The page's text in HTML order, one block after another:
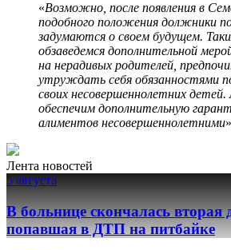
«Возможно, после появления в
подобного положения должники
задумаются о своем будущем.
обзаведемся дополнительной
на нерадивых родителей,
утруждать себя обязанностями
своих несовершеннолетних
обеспечим дополнительную
алиментов несовершеннолетними
Лента новостей
5 августа
В больнице скончалась вторая
попавшая в ДТП на питбайке